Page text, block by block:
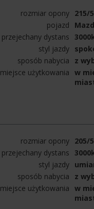
rozmiar opony 215/
pojazd
przejechany dystans
styl jazdy
sposób nabycia
z
miejsce użytkowania w
rozmiar opony 205/
przejechany dystans
styl jazdy
sposób nabycia
z
miejsce użytkowania w